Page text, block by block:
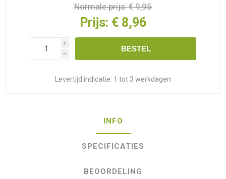
Normale prijs:€ 9,95
Prijs: € 8,96
i
h
BESTEL
Levertijd indicatie: 1 tot 3 werkdagen
INFO
SPECIFICATIES
BEOORDELING